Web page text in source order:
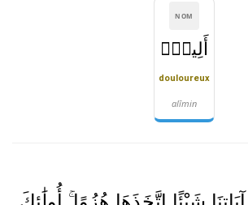
NOM
أَلِيمٍۢ
douloureux
alīmin